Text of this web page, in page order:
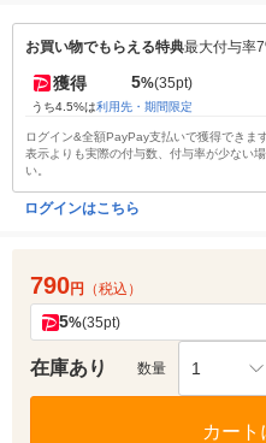
お買い物でもらえる特典最大付与率
獲得 5%(35pt)
うち4.5%は利用先・期間限定
ログイン&全額PayPay支払いで獲得できま
表示よりも実際の付与数、付与率が少ない
い。
ログインはこちら
790円 （税込）
5%(35pt)
在庫あり 数量 1
カート